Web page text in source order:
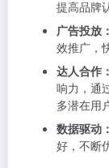
提高品牌
广告投放：
效推广，
达人合作：
响力，通
多潜在用
数据驱动：
好，不断